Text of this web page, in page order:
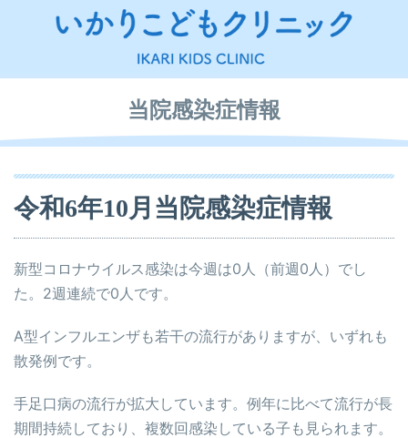
当院感染症情報
令和6年10月当院感染症情報
新型コロナウイルス感染は今週は0人（前週0人）でし
た。2週連続で0人です。
A型インフルエンザも若干の流行がありますが、いずれも
散発例です。
手足口病の流行が拡大しています。例年に比べて流行が長
期間持続しており、複数回感染している子も見られます。